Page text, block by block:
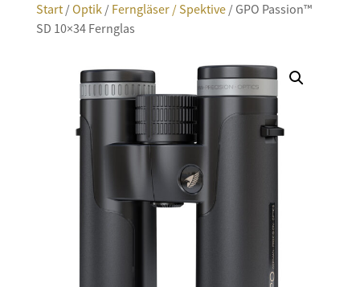
Start/Optik/ Ferngläser / Spektive/ GPO Passion™
SD 10×34 Fernglas